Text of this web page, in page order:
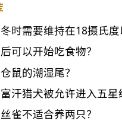
时需要维持在18摄氏度
可以开始吃食物？
鼠的潮湿尾？
汗猎犬被允许进入五星
雀不适合养两只？